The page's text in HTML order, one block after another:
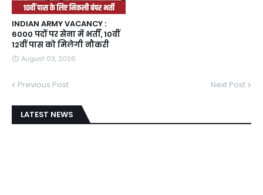
INDIAN ARMY VACANCY :
6000 पदों पर सेना में भर्ती, 10वीं
12वीं पास को मिलेगी नौकरी
August 03, 2026
Previous Post Next Post
LATEST NEWS